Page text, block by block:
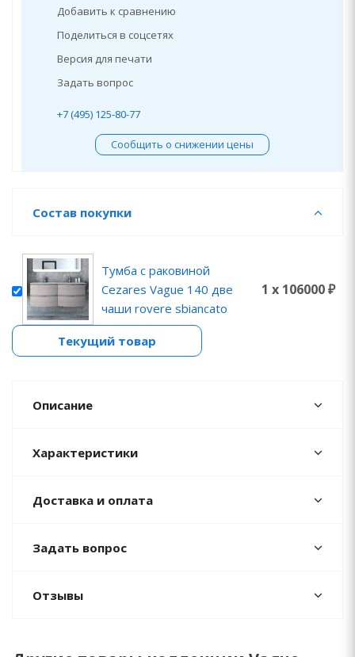
Добавить к сравнению
Поделиться в соцсетях
Версия для печати
Задать вопрос
+7 (495) 125-80-77
Сообщить о снижении цены
Состав покупки
Тумба с раковиной
Cezares Vague 140 две
чаши rovere sbiancato
1 x 106000 ₽
Текущий товар
Описание
Характеристики
Доставка и оплата
Задать вопрос
Отзывы